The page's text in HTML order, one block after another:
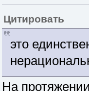
Цитировать
это
На